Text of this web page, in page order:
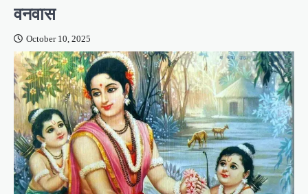
वनवास
October 10, 2025